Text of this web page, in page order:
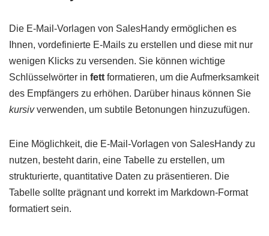
Die E-Mail-Vorlagen von SalesHandy ermöglichen es
Ihnen, vordefinierte E-Mails zu erstellen und diese mit nur
wenigen Klicks zu versenden. Sie können wichtige
Schlüsselwörter in fett formatieren, um die Aufmerksamkeit
des Empfängers zu erhöhen. Darüber hinaus können Sie
kursivverwenden, um subtile Betonungen hinzuzufügen.
Eine Möglichkeit, die E-Mail-Vorlagen von SalesHandy zu
nutzen, besteht darin, eine Tabelle zu erstellen, um
strukturierte, quantitative Daten zu präsentieren. Die
Tabelle sollte prägnant und korrekt im Markdown-Format
formatiert sein.